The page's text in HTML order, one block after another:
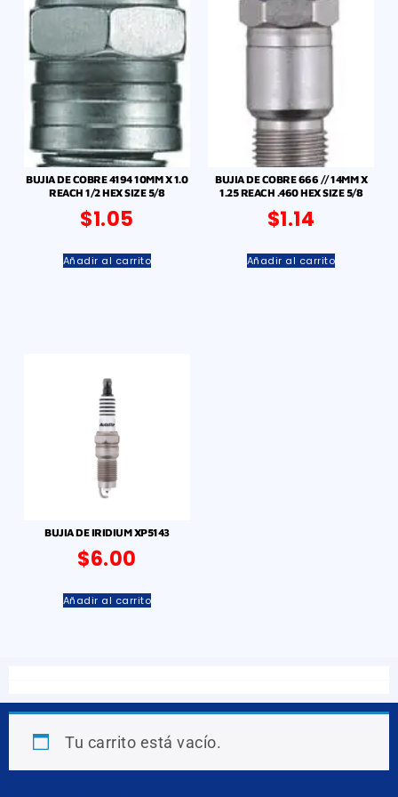
BUJIA DE COBRE 4194 10MM X 1.0
REACH 1/2 HEX SIZE 5/8
$1.05
Añadir al carrito
BUJIA DE COBRE 666 // 14MM X
1.25 REACH .460 HEX SIZE 5/8
$1.14
Añadir al carrito
BUJIA DE IRIDIUM XP5143
$6.00
Añadir al carrito
Tu carrito está vacío.